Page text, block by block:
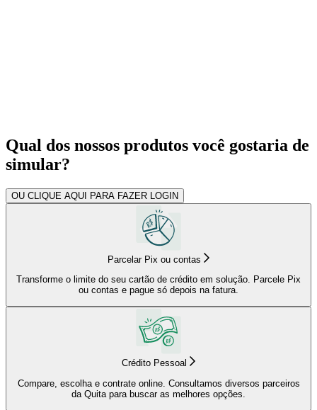
Qual dos nossos produtos você gostaria de
simular?
OU CLIQUE AQUI PARA FAZER LOGIN
Parcelar Pix ou contas
Transforme o limite do seu cartão de crédito em solução. Parcele Pix
ou contas e pague só depois na fatura.
Crédito Pessoal
Compare, escolha e contrate online. Consultamos diversos parceiros
da Quita para buscar as melhores opções.